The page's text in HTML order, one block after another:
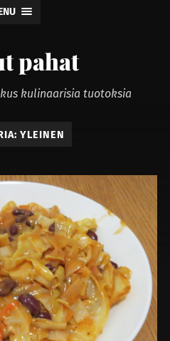
pahat
kulinaarisia tuotoksia
YLEINEN